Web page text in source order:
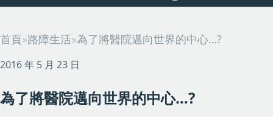
首頁»路障生活»為了將醫院邁向世界的中心…?
2016 年 5 月 23 日
為了將醫院邁向世界的中心…?